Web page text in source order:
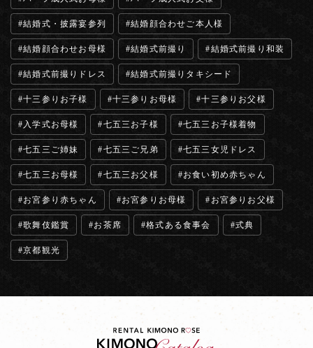
結婚式・披露宴参列 結婚顔合わせご本人様
結婚顔合わせお母様 結婚式前撮り 結婚式前撮り和装
結婚式前撮りドレス 結婚式前撮りタキシード
十三参りお子様 十三参りお母様 十三参りお父様
入学式お母様 七五三お子様 七五三お子様着物
七五三ご姉妹 七五三ご兄弟 七五三女児ドレス
七五三お母様 七五三お父様 お食い初め赤ちゃん
お宮参り赤ちゃん お宮参りお母様 お宮参りお父様
歌舞伎鑑賞 お茶席 格式ある食事会 式典
京都観光